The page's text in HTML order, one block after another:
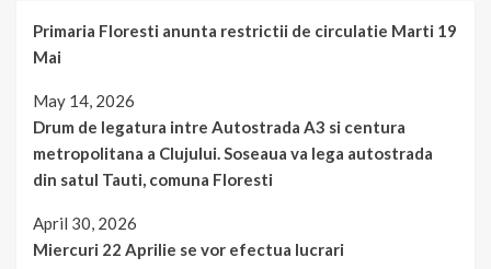
Primaria Floresti anunta restrictii de circulatie Marti 19
Mai
May 14, 2026
Drum de legatura intre Autostrada A3 si centura
metropolitana a Clujului. Soseaua va lega autostrada
din satul Tauti, comuna Floresti
April 30, 2026
Miercuri 22 Aprilie se vor efectua lucrari